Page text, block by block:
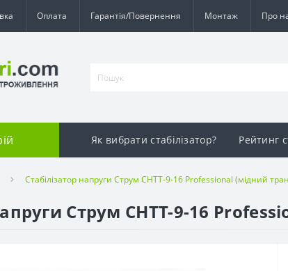
Оплата Гарантія/Повернення Монтаж Про
Як вибрати стабілізатор? Рейтинг
Стабілізатор напруги Струм СНТТ-9-16 Professional (мідний
Струм СНТТ-9-16